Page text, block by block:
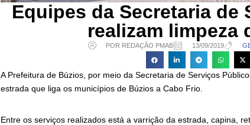
Equipes da Secretaria de
realizam limpeza
POR REDAÇÃO PMAB 13/09/2019
A Prefeitura de Búzios, por meio da Secretaria de Serviços
estrada que liga os municípios de Búzios a Cabo Frio.
Entre os serviços realizados está a varrição da estrada, capina,